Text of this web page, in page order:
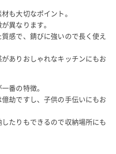
も大切なポイント。
異なります。
感で、錆びに強いので長く使え
ありおしゃれなキッチンにもお
番の特徴。
劫ですし、子供の手伝いにもお
たりもできるので収納場所にも